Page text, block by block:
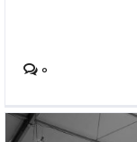
0